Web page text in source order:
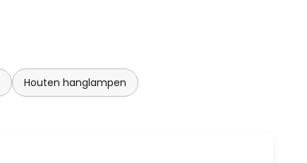
Houten hanglampen